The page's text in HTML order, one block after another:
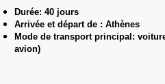
Durée: 40 jours
Arrivée et départ de : Athènes
Mode de transport principal:
avion)